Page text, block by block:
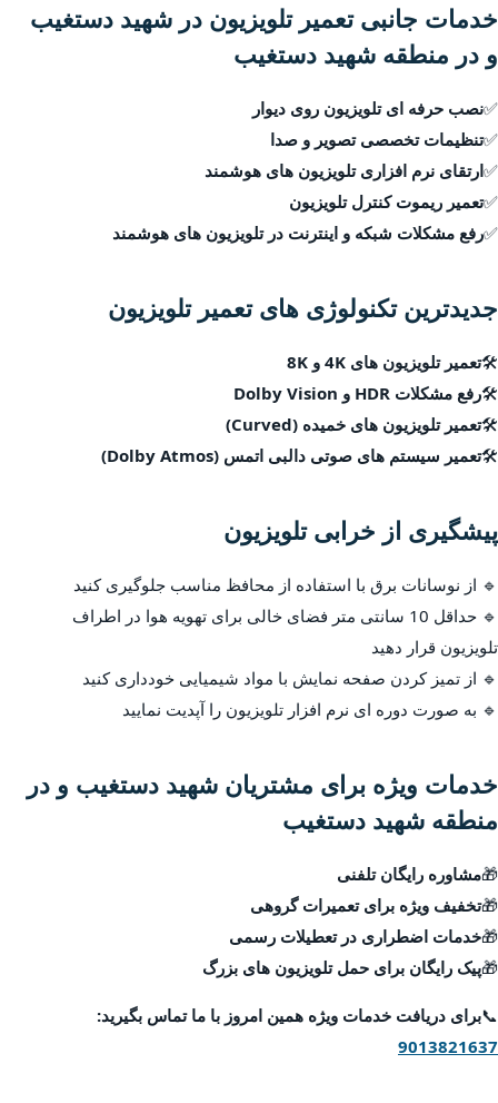
خدمات جانبی تعمیر تلویزیون در شهید دستغیب
و در منطقه شهید دستغیب
✅نصب حرفه ای تلویزیون روی دیوار
✅تنظیمات تخصصی تصویر و صدا
✅ارتقای نرم افزاری تلویزیون های هوشمند
✅تعمیر ریموت کنترل تلویزیون
✅رفع مشکلات شبکه و اینترنت در تلویزیون های هوشمند
جدیدترین تکنولوژی های تعمیر تلویزیون
🛠تعمیر تلویزیون های 4K و 8K
🛠رفع مشکلات HDR و Dolby Vision
🛠تعمیر تلویزیون های خمیده (Curved)
🛠تعمیر سیستم های صوتی دالبی اتمس (Dolby Atmos)
پیشگیری از خرابی تلویزیون
🔹 از نوسانات برق با استفاده از محافظ مناسب جلوگیری کنید
🔹 حداقل 10 سانتی متر فضای خالی برای تهویه هوا در اطراف
تلویزیون قرار دهید
🔹 از تمیز کردن صفحه نمایش با مواد شیمیایی خودداری کنید
🔹 به صورت دوره ای نرم افزار تلویزیون را آپدیت نمایید
خدمات ویژه برای مشتریان شهید دستغیب و در
منطقه شهید دستغیب
🎁مشاوره رایگان تلفنی
🎁تخفیف ویژه برای تعمیرات گروهی
🎁خدمات اضطراری در تعطیلات رسمی
🎁پیک رایگان برای حمل تلویزیون های بزرگ
📞برای دریافت خدمات ویژه همین امروز با ما تماس بگیرید:
9013821637